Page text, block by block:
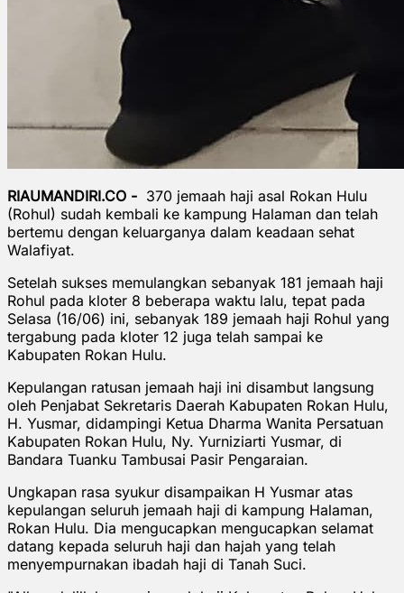
RIAUMANDIRI.CO - 370 jemaah haji asal Rokan Hulu
(Rohul) sudah kembali ke kampung Halaman dan telah
bertemu dengan keluarganya dalam keadaan sehat
Walafiyat.
Setelah sukses memulangkan sebanyak 181 jemaah haji
Rohul pada kloter 8 beberapa waktu lalu, tepat pada
Selasa (16/06) ini, sebanyak 189 jemaah haji Rohul yang
tergabung pada kloter 12 juga telah sampai ke
Kabupaten Rokan Hulu.
Kepulangan ratusan jemaah haji ini disambut langsung
oleh Penjabat Sekretaris Daerah Kabupaten Rokan Hulu,
H. Yusmar, didampingi Ketua Dharma Wanita Persatuan
Kabupaten Rokan Hulu, Ny. Yurniziarti Yusmar, di
Bandara Tuanku Tambusai Pasir Pengaraian.
Ungkapan rasa syukur disampaikan H Yusmar atas
kepulangan seluruh jemaah haji di kampung Halaman,
Rokan Hulu. Dia mengucapkan mengucapkan selamat
datang kepada seluruh haji dan hajah yang telah
menyempurnakan ibadah haji di Tanah Suci.